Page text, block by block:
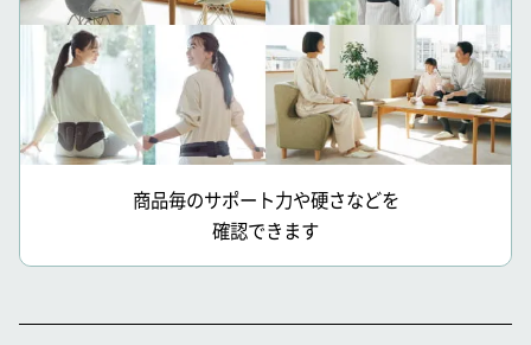
商品毎のサポート力や硬さなどを
確認できます